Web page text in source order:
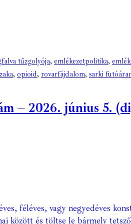
tűzgolyója, emlékezetpolitika,
, opioid, rovarfájdalom, sarki
– 2026. június 5.
féléves, vagy negyedéves
között és töltse le bármely